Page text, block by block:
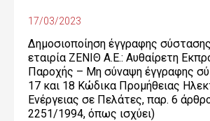
17/03/2023
Δημοσιοποίηση έγγραφης
εταιρία ΖΕΝΙΘ Α.Ε.: Αυθαίρετη
Παροχής – Μη σύναψη έγγραφης
17 και 18 Κώδικα Προμήθειας
Ενέργειας σε Πελάτες, παρ. 6
2251/1994, όπως ισχύει)